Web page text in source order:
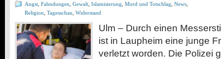
Angst Fahndungen Gewalt Islamisierung Mord und Totschlag News
Religion Tagesschau Widerstand
Ulm – Durch einen
ist in Laupheim eine junge
verletzt worden. Die Polizei